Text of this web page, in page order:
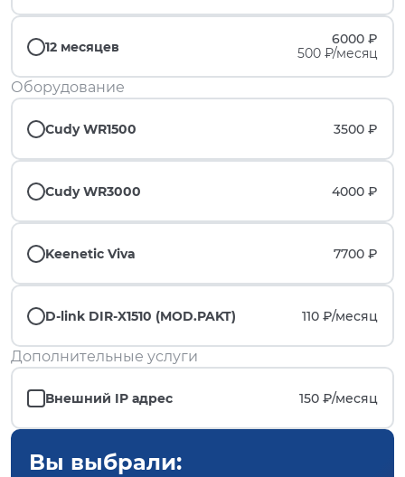
12 месяцев
6000 ₽
500 ₽/месяц
Оборудование
Cudy WR1500 3500 ₽
Cudy WR3000 4000 ₽
Keenetic Viva 7700 ₽
D-link DIR-X1510 (MOD.PAKT) 110 ₽/месяц
Дополнительные услуги
Внешний IP адрес 150 ₽/месяц
Вы выбрали: